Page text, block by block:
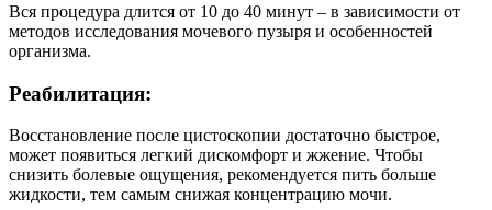
Вся процедура длится от 10 до 40 минут – в зависимости от
методов исследования мочевого пузыря и особенностей
организма.
Реабилитация:
Восстановление после цистоскопии достаточно быстрое,
может появиться легкий дискомфорт и жжение. Чтобы
снизить болевые ощущения, рекомендуется пить больше
жидкости, тем самым снижая концентрацию мочи.